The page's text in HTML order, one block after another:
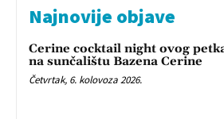
Najnovije objave
Cerine cocktail night ovog
na sunčalištu Bazena Cerine
Četvrtak, 6. kolovoza 2026.